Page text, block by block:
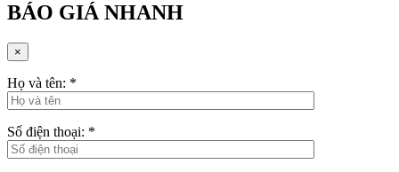
BÁO GIÁ NHANH
×
Họ và tên: *
Số điện thoại: *